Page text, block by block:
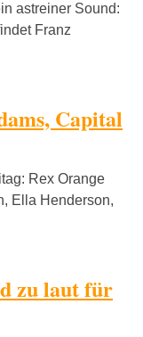
astreiner Sound:
Franz
Capital
Rex Orange
Ella Henderson,
zu laut für